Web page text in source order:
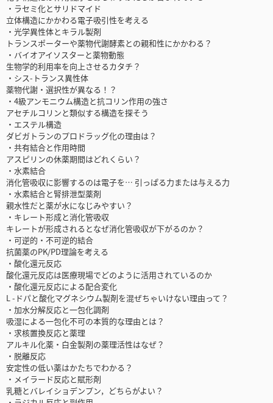
・ラセミ化とサリドマイド
立体構造にかかわる電子吸引性を考える
・光学異性体とキラル製剤
トランスポーターや薬物代謝酵素との親和性にかかわる？
・バイオアイソスターと薬物動態
生物学的利用率を向上させるカタチ？
・シス-トランス異性体
薬物代謝・選択性が異なる！？
・4級アンモニウム構造と抗コリン作用の強さ
アセチルコリンと類似する構造を探そう
・エステル構造
ダビガトランのプロドラッグ化の理由は？
・共有結合と作用時間
アスピリンの休薬期間はどれくらい？
・水素結合
消化管吸収に影響するのは電子を… 引っぱる力または与える力
・水素結合と腎排泄型薬剤
親水性だと薬が水になじみやすい？
・キレート形成と消化管吸収
キレートが形成されるとなぜ消化管吸収が下がるのか？
・可逆的・不可逆的結合
抗菌薬のPK/PD理論を考える
・酸化還元反応
酸化還元反応は医療現場でどのように活用されているのか
・酸化還元反応による配合変化
L -ドパと酸化マグネシウム製剤を混ぜちゃいけない理由って？
・加水分解反応と一包化調剤
吸湿による一包化不可の本質的な理由とは？
・求核置換反応と薬理
アルキル化薬・白金製剤の薬理活性はなぜ？
・脱離反応
安定性の低い薬はかたちでわかる？
・メイラード反応と賦形剤
乳糖とバレイショデンプン，どちらがよい？